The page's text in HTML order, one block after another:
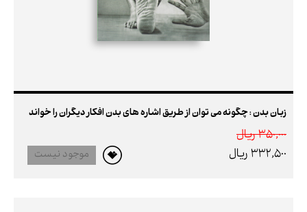
زبان بدن : چگونه می توان از طریق اشاره های بدن افکار دیگران را خواند
350,000 ريال
332,500 ريال
موجود نیست